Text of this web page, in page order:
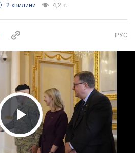
2 хвилини 4,2 т.
РУС
Play Video